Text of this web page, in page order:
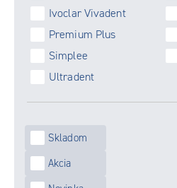
Ivoclar Vivadent
Premium Plus
Simplee
Ultradent
Skladom
Akcia